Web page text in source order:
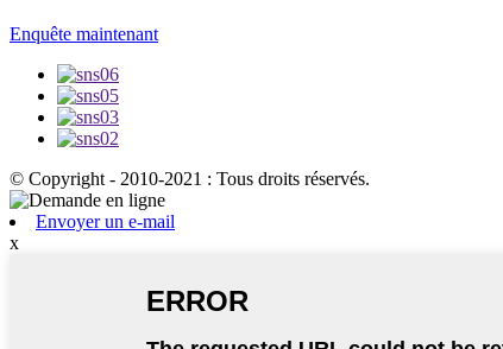
Enquête maintenant
© Copyright - 2010-2021 : Tous droits réservés.
Envoyer un e-mail
x